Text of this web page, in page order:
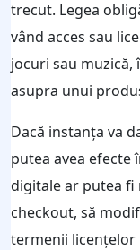
trecut. Legea
vând acces sau
jocuri sau
asupra unui
Dacă instanța va
putea avea efecte
digitale ar putea fi
checkout, să
termenii licențelor